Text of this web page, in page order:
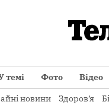
темі Фото Відео
новини Здоров’я